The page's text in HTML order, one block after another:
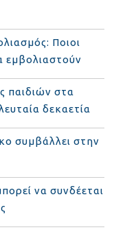
Ποιοι
εμβολιαστούν
παιδιών στα
δεκαετία
συμβάλλει στην
να συνδέεται